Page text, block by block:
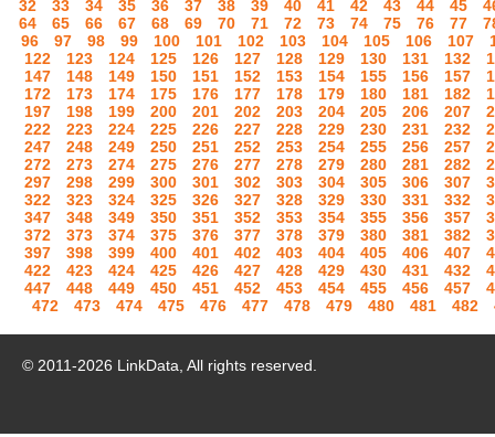
32
33 34 35 36 37 38 39 40 41 42 43 44 45
64
65 66 67 68 69 70 71 72 73 74 75 76 77
96
97 98 99 100 101 102 103 104 105 106 107
122
123 124 125 126 127 128 129 130 131 132
147
148 149 150 151 152 153 154 155 156 157
172
173 174 175 176 177 178 179 180 181 182
197
198 199 200 201 202 203 204 205 206 207
222
223 224 225 226 227 228 229 230 231 232
247
248 249 250 251 252 253 254 255 256 257
272
273 274 275 276 277 278 279 280 281 282
297
298 299 300 301 302 303 304 305 306 307
322
323 324 325 326 327 328 329 330 331 332
347
348 349 350 351 352 353 354 355 356 357
372
373 374 375 376 377 378 379 380 381 382
397
398 399 400 401 402 403 404 405 406 407
422
423 424 425 426 427 428 429 430 431 432
447
448 449 450 451 452 453 454 455 456 457
472
473 474 475 476 477 478 479 480 481 482
© 2011-2026 LinkData, All rights reserved.